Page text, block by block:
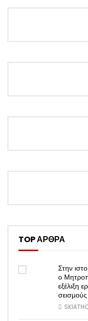
TOP ΑΡΘΡΑ
Στην
ο
εξέλιξη
σεισμούς